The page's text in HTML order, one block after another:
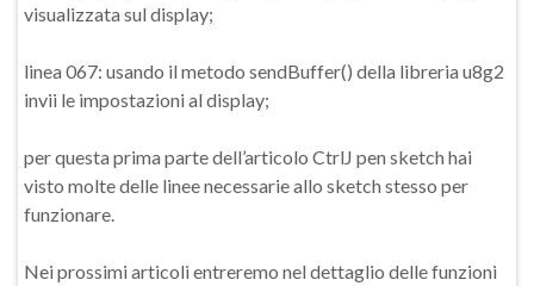
visualizzata sul display;
linea 067: usando il metodo sendBuffer() della libreria u8g2
invii le impostazioni al display;
per questa prima parte dell’articolo CtrlJ pen sketch hai
visto molte delle linee necessarie allo sketch stesso per
funzionare.
Nei prossimi articoli entreremo nel dettaglio delle funzioni